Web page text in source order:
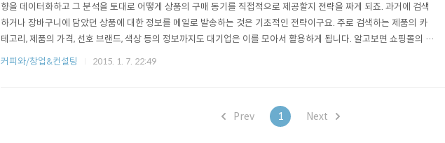
향을 데이터화하고 그 분석을 토대로 어떻게 상품의 구매 동기를 직접적으로 제공할지 전략을 짜게 되죠. 과거에 검색
하거나 장바구니에 담았던 상품에 대한 정보를 메일로 발송하는 것은 기초적인 전략이구요. 주로 검색하는 제품의 카
테고리, 제품의 가격, 선호 브랜드, 색상 등의 정보까지도 대기업은 이를 모아서 활용하게 됩니다. 알고보면 쇼핑몰의 가
입 조건에 이런 정보에 대해 해당 업체에서 수집하는데 대한 동의들이 은밀하게 숨어 있습니다. 구매 패턴은 생각보다
커피와/창업&컨설팅 2015. 1. 7. 22:49
Prev 1 Next